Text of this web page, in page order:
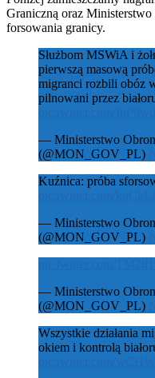
Graniczną oraz
forsowania granicy.
Służbom MSWiA i
pierwszą masową
migranci rozbili obóz
pilnowani przez
— Ministerstwo
(@MON_GOV_PL)
Kuźnica: próba
— Ministerstwo
(@MON_GOV_PL)
— Ministerstwo
(@MON_GOV_PL)
Wszystkie działania
okiem i kontrolą